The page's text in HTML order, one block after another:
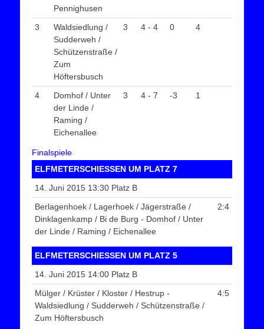
Pennighusen
3
Waldsiedlung /
Sudderweh /
Schützenstraße /
Zum
Höftersbusch
3 4 - 4 0 4
4
Domhof / Unter
der Linde /
Raming /
Eichenallee
3 4 - 7 -3 1
Finalspiele
ELFMETERSCHIESSEN UM PLATZ 7
14. Juni 2015 13:30 Platz B
Berlagenhoek / Lagerhoek / Jägerstraße /
Dinklagenkamp / Bi de Burg - Domhof / Unter
der Linde / Raming / Eichenallee
2:4
ELFMETERSCHIESSEN UM PLATZ 5
14. Juni 2015 14:00 Platz B
Mülger / Krüster / Kloster / Hestrup -
Waldsiedlung / Sudderweh / Schützenstraße /
Zum Höftersbusch
4:5